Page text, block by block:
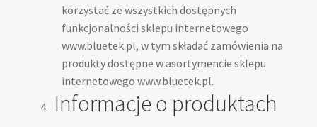
korzystać ze wszystkich dostępnych
funkcjonalności sklepu internetowego
www.bluetek.pl, w tym składać zamówienia na
produkty dostępne w asortymencie sklepu
internetowego www.bluetek.pl.
Informacje o produktach